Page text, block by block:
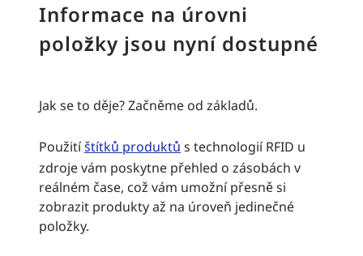
Informace na úrovni
položky jsou nyní dostupné
Jak se to děje? Začněme od základů.
Použitíštítků produktů s technologií RFID u
zdroje vám poskytne přehled o zásobách v
reálném čase, což vám umožní přesně si
zobrazit produkty až na úroveň jedinečné
položky.